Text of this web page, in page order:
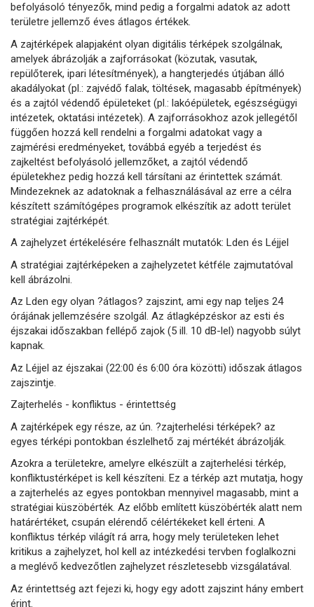
befolyásoló tényezők, mind pedig a forgalmi adatok az adott
területre jellemző éves átlagos értékek.
A zajtérképek alapjaként olyan digitális térképek szolgálnak,
amelyek ábrázolják a zajforrásokat (közutak, vasutak,
repülőterek, ipari létesítmények), a hangterjedés útjában álló
akadályokat (pl.: zajvédő falak, töltések, magasabb építmények)
és a zajtól védendő épületeket (pl.: lakóépületek, egészségügyi
intézetek, oktatási intézetek). A zajforrásokhoz azok jellegétől
függően hozzá kell rendelni a forgalmi adatokat vagy a
zajmérési eredményeket, továbbá egyéb a terjedést és
zajkeltést befolyásoló jellemzőket, a zajtól védendő
épületekhez pedig hozzá kell társítani az érintettek számát.
Mindezeknek az adatoknak a felhasználásával az erre a célra
készített számítógépes programok elkészítik az adott terület
stratégiai zajtérképét.
A zajhelyzet értékelésére felhasznált mutatók: Lden és Léjjel
A stratégiai zajtérképeken a zajhelyzetet kétféle zajmutatóval
kell ábrázolni.
Az Lden egy olyan ?átlagos? zajszint, ami egy nap teljes 24
órájának jellemzésére szolgál. Az átlagképzéskor az esti és
éjszakai időszakban fellépő zajok (5 ill. 10 dB-lel) nagyobb súlyt
kapnak.
Az Léjjel az éjszakai (22:00 és 6:00 óra közötti) időszak átlagos
zajszintje.
Zajterhelés - konfliktus - érintettség
A zajtérképek egy része, az ún. ?zajterhelési térképek? az
egyes térképi pontokban észlelhető zaj mértékét ábrázolják.
Azokra a területekre, amelyre elkészült a zajterhelési térkép,
konfliktustérképet is kell készíteni. Ez a térkép azt mutatja, hogy
a zajterhelés az egyes pontokban mennyivel magasabb, mint a
stratégiai küszöbérték. Az előbb említett küszöbérték alatt nem
határértéket, csupán elérendő célértékeket kell érteni. A
konfliktus térkép világít rá arra, hogy mely területeken lehet
kritikus a zajhelyzet, hol kell az intézkedési tervben foglalkozni
a meglévő kedvezőtlen zajhelyzet részletesebb vizsgálatával.
Az érintettség azt fejezi ki, hogy egy adott zajszint hány embert
érint.